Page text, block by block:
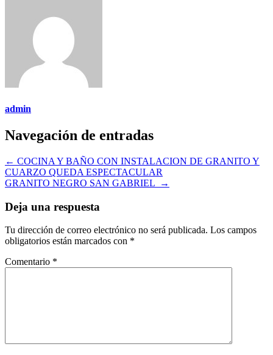
admin
Navegación de entradas
← COCINA Y BAÑO CON INSTALACION DE GRANITO Y
CUARZO QUEDA ESPECTACULAR
GRANITO NEGRO SAN GABRIEL
→
Deja una respuesta
Tu dirección de correo electrónico no será publicada. Los campos
obligatorios están marcados con *
Comentario *